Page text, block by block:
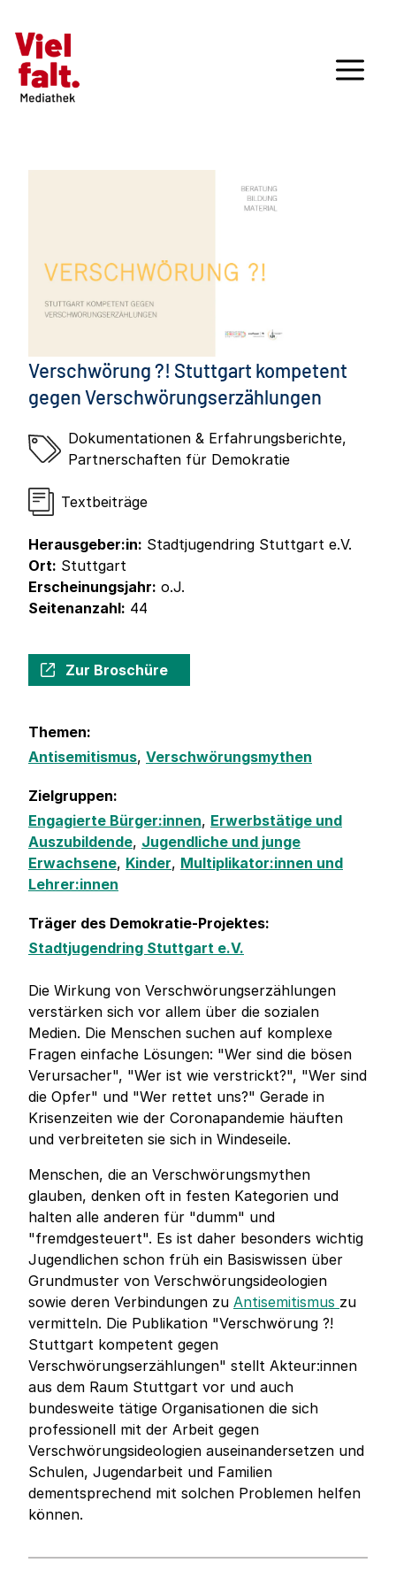
Verschwörung ?! Stuttgart kompetent
gegen Verschwörungserzählungen
Dokumentationen & Erfahrungsberichte,
Partnerschaften für Demokratie
Textbeiträge
Herausgeber:in: Stadtjugendring Stuttgart e.V.
Ort: Stuttgart
Erscheinungsjahr: o.J.
Seitenanzahl: 44
Zur Broschüre
Themen:
Antisemitismus, Verschwörungsmythen
Zielgruppen:
Engagierte Bürger:innen, Erwerbstätige und
Auszubildende, Jugendliche und junge
Erwachsene, Kinder, Multiplikator:innen und
Lehrer:innen
Träger des Demokratie-Projektes:
Stadtjugendring Stuttgart e.V.
Die Wirkung von Verschwörungserzählungen
verstärken sich vor allem über die sozialen
Medien. Die Menschen suchen auf komplexe
Fragen einfache Lösungen: "Wer sind die bösen
Verursacher", "Wer ist wie verstrickt?", "Wer sind
die Opfer" und "Wer rettet uns?" Gerade in
Krisenzeiten wie der Coronapandemie häuften
und verbreiteten sie sich in Windeseile.
Menschen, die an Verschwörungsmythen
glauben, denken oft in festen Kategorien und
halten alle anderen für "dumm" und
"fremdgesteuert". Es ist daher besonders wichtig
Jugendlichen schon früh ein Basiswissen über
Grundmuster von Verschwörungsideologien
sowie deren Verbindungen zu Antisemitismus zu
vermitteln. Die Publikation "Verschwörung ?!
Stuttgart kompetent gegen
Verschwörungserzählungen" stellt Akteur:innen
aus dem Raum Stuttgart vor und auch
bundesweite tätige Organisationen die sich
professionell mit der Arbeit gegen
Verschwörungsideologien auseinandersetzen und
Schulen, Jugendarbeit und Familien
dementsprechend mit solchen Problemen helfen
können.